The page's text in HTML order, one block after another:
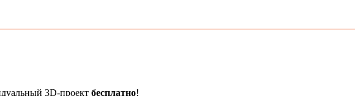
3D-проект бесплатно!